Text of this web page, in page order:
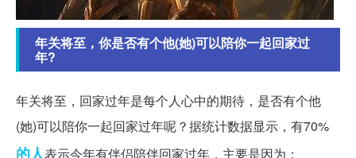
年关将至，你是否有个他(她)可以陪你一起回家过
年?
年关将至，回家过年是每个人心中的期待，是否有个他
(她)可以陪你一起回家过年呢？据统计数据显示，有70%
的人表示今年有伴侣陪伴回家过年，主要是因为：